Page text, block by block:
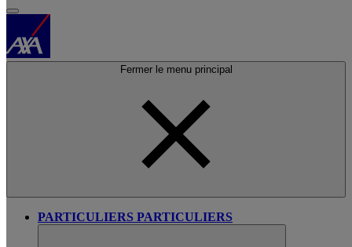
Fermer le menu principal
PARTICULIERS PARTICULIERS